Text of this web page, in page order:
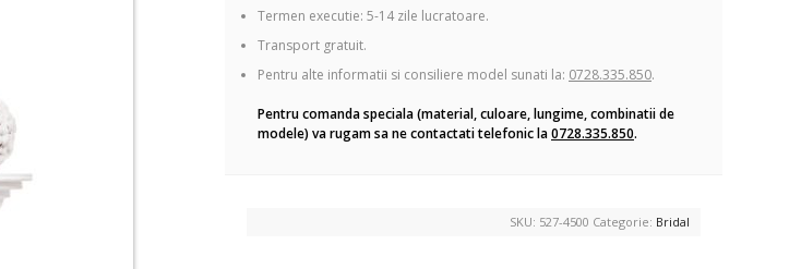
Termen executie: 5-14 zile lucratoare.
Transport gratuit.
Pentru alte informatii si consiliere model sunati la: 0728.335.850.
Pentru comanda speciala (material, culoare, lungime, combinatii de
modele) va rugam sa ne contactati telefonic la0728.335.850.
SKU: 527-4500 Categorie: Bridal